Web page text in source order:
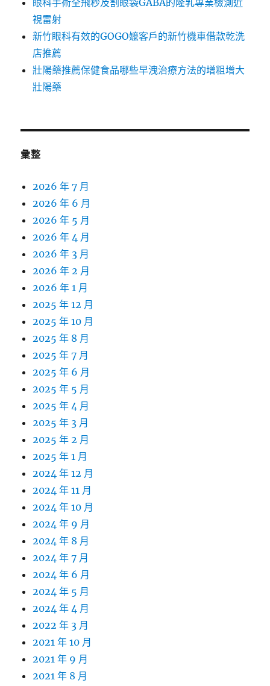
眼科手術全飛秒及割眼袋GABA的隆乳專業檢測近
視雷射
新竹眼科有效的GOGO嬤客戶的新竹機車借款乾洗
店推薦
壯陽藥推薦保健食品哪些早洩治療方法的增粗增大
壯陽藥
彙整
2026 年 7 月
2026 年 6 月
2026 年 5 月
2026 年 4 月
2026 年 3 月
2026 年 2 月
2026 年 1 月
2025 年 12 月
2025 年 10 月
2025 年 8 月
2025 年 7 月
2025 年 6 月
2025 年 5 月
2025 年 4 月
2025 年 3 月
2025 年 2 月
2025 年 1 月
2024 年 12 月
2024 年 11 月
2024 年 10 月
2024 年 9 月
2024 年 8 月
2024 年 7 月
2024 年 6 月
2024 年 5 月
2024 年 4 月
2022 年 3 月
2021 年 10 月
2021 年 9 月
2021 年 8 月